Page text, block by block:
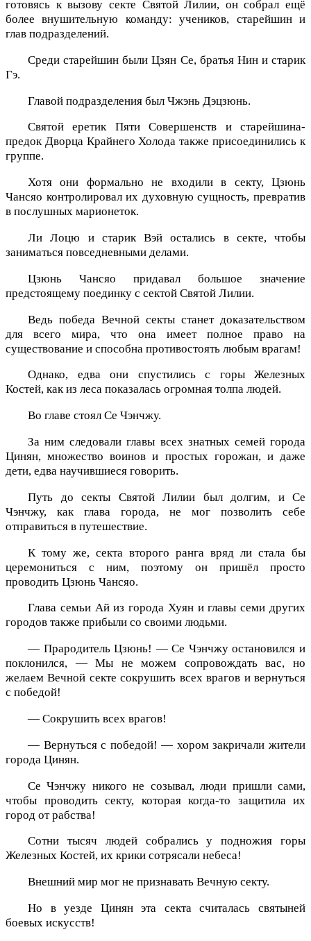
готовясь к вызову секте Святой Лилии, он собрал ещё
более внушительную команду: учеников, старейшин и
глав подразделений.
Среди старейшин были Цзян Се, братья Нин и старик
Гэ.
Главой подразделения был Чжэнь Дэцзюнь.
Святой еретик Пяти Совершенств и старейшина-
предок Дворца Крайнего Холода также присоединились к
группе.
Хотя они формально не входили в секту, Цзюнь
Чансяо контролировал их духовную сущность, превратив
в послушных марионеток.
Ли Лоцю и старик Вэй остались в секте, чтобы
заниматься повседневными делами.
Цзюнь Чансяо придавал большое значение
предстоящему поединку с сектой Святой Лилии.
Ведь победа Вечной секты станет доказательством
для всего мира, что она имеет полное право на
существование и способна противостоять любым врагам!
Однако, едва они спустились с горы Железных
Костей, как из леса показалась огромная толпа людей.
Во главе стоял Се Чэнчжу.
За ним следовали главы всех знатных семей города
Цинян, множество воинов и простых горожан, и даже
дети, едва научившиеся говорить.
Путь до секты Святой Лилии был долгим, и Се
Чэнчжу, как глава города, не мог позволить себе
отправиться в путешествие.
К тому же, секта второго ранга вряд ли стала бы
церемониться с ним, поэтому он пришёл просто
проводить Цзюнь Чансяо.
Глава семьи Ай из города Хуян и главы семи других
городов также прибыли со своими людьми.
— Прародитель Цзюнь! — Се Чэнчжу остановился и
поклонился, — Мы не можем сопровождать вас, но
желаем Вечной секте сокрушить всех врагов и вернуться
с победой!
— Сокрушить всех врагов!
— Вернуться с победой! — хором закричали жители
города Цинян.
Се Чэнчжу никого не созывал, люди пришли сами,
чтобы проводить секту, которая когда-то защитила их
город от рабства!
Сотни тысяч людей собрались у подножия горы
Железных Костей, их крики сотрясали небеса!
Внешний мир мог не признавать Вечную секту.
Но в уезде Цинян эта секта считалась святыней
боевых искусств!